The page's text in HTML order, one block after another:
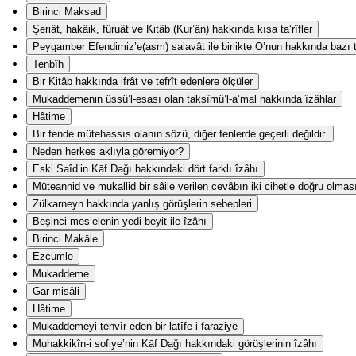
Birinci Maksad
Şeriât, hakâik, füruât ve Kitâb (Kur’ân) hakkında kısa ta‘rîfler
Peygamber Efendimiz’e(asm) salavât ile birlikte O’nun hakkında bazı
Tenbîh
Bir Kitâb hakkında ifrât ve tefrît edenlere ölçüler
Mukaddemenin üssü’l-esası olan taksîmü’l-a’mal hakkında îzâhlar
Hâtime
Bir fende mütehassıs olanın sözü, diğer fenlerde geçerli değildir.
Neden herkes aklıyla göremiyor?
Eski Saîd’in Kāf Dağı hakkındaki dört farklı îzâhı
Müteannid ve mukallid bir sâile verilen cevâbın iki cihetle doğru olması
Zülkarneyn hakkında yanlış görüşlerin sebepleri
Beşinci mes’elenin yedi beyit ile îzâhı
Birinci Makāle
Ezcümle
Mukaddeme
Gār misâli
Hâtime
Mukaddemeyi tenvîr eden bir latîfe-i faraziye
Muhakkikîn-i sofiye’nin Kāf Dağı hakkındaki görüşlerinin îzâhı